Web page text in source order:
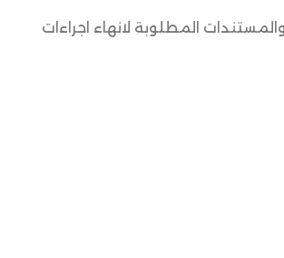
المطلوبة لانهاء اجراءات